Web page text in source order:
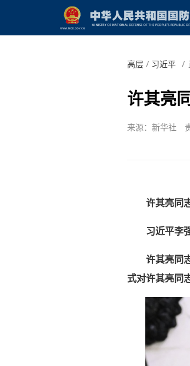
高层/ 习近平 /
许其亮
来源：新华社
许其亮同
习近平李
许其亮同
式对许其亮同